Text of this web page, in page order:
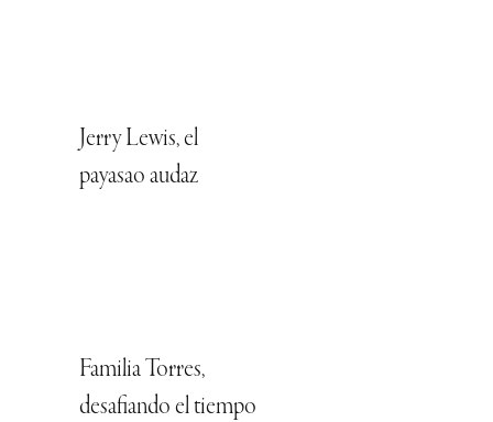
Jerry Lewis, el
payasao audaz
Familia Torres,
desafiando el tiempo